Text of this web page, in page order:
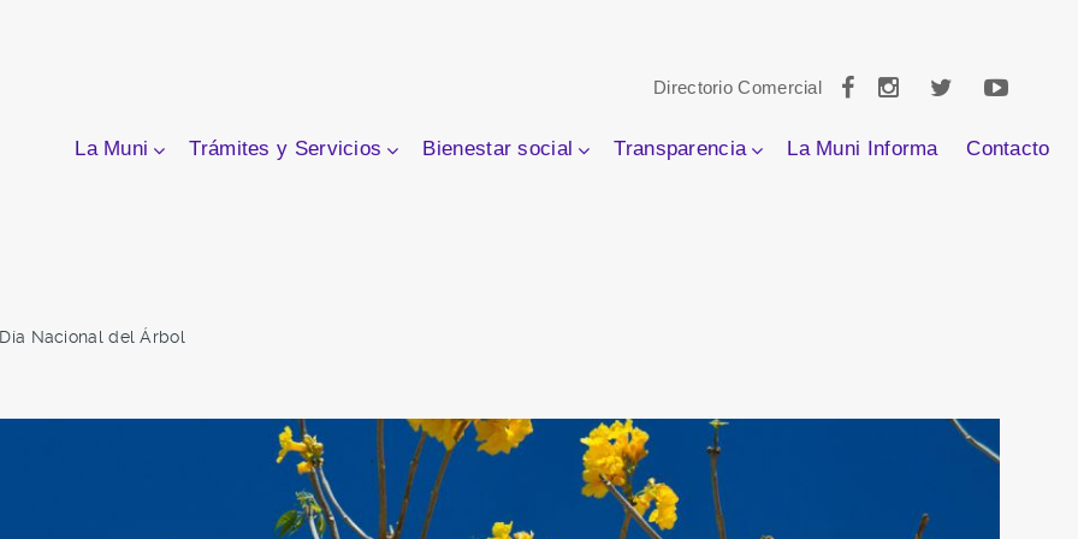
Directorio Comercial
La Muni Trámites y Servicios Bienestar social Transparencia La Muni Informa Contacto
Día Nacional del Árbol